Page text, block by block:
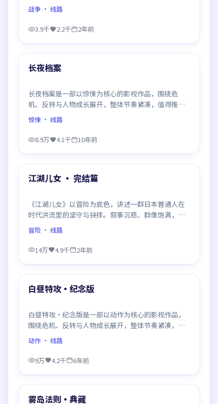
得推荐观看。
战争 · 线路
3.9千 2.2千 2年前
最新
长夜档案
长夜档案是一部以惊悚为核心的影视作品，围绕危
机、反转与人物成长展开，整体节奏紧凑，值得推荐
观看。
惊悚 · 线路
8.9万 4.1千 10年前
最新
江湖儿女 · 完结篇
《江湖儿女》以冒险为底色，讲述一群日本普通人在
时代洪流里的坚守与抉择。叙事沉稳、群像饱满，每
一场对手戏都打磨得克制而精确，回味悠长。
冒险 · 线路
14万 4.9千 2年前
最新
白昼特攻·纪念版
白昼特攻·纪念版是一部以动作为核心的影视作品，
围绕危机、反转与人物成长展开，整体节奏紧凑，值
得推荐观看。
动作 · 线路
9万 4.2千 6年前
最新
雾岛法则·典藏